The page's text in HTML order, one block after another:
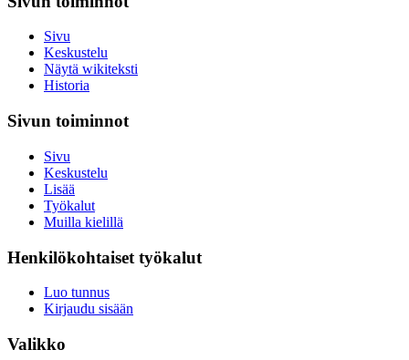
Sivu
Keskustelu
Näytä wikiteksti
Historia
Sivun toiminnot
Sivu
Keskustelu
Lisää
Työkalut
Muilla kielillä
Henkilökohtaiset työkalut
Luo tunnus
Kirjaudu sisään
Valikko